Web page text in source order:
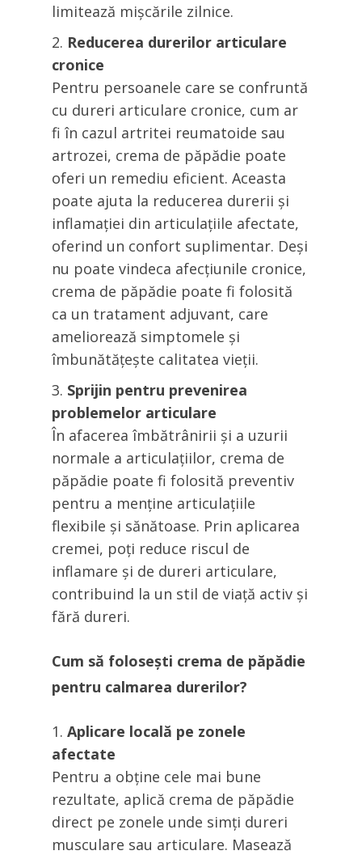
limitează mișcările zilnice.
Reducerea durerilor articulare
cronice
Pentru persoanele care se confruntă
cu dureri articulare cronice, cum ar
fi în cazul artritei reumatoide sau
artrozei, crema de păpădie poate
oferi un remediu eficient. Aceasta
poate ajuta la reducerea durerii și
inflamației din articulațiile afectate,
oferind un confort suplimentar. Deși
nu poate vindeca afecțiunile cronice,
crema de păpădie poate fi folosită
ca un tratament adjuvant, care
ameliorează simptomele și
îmbunătățește calitatea vieții.
Sprijin pentru prevenirea
problemelor articulare
În afacerea îmbătrânirii și a uzurii
normale a articulațiilor, crema de
păpădie poate fi folosită preventiv
pentru a menține articulațiile
flexibile și sănătoase. Prin aplicarea
cremei, poți reduce riscul de
inflamare și de dureri articulare,
contribuind la un stil de viață activ și
fără dureri.
Cum să folosești crema de păpădie
pentru calmarea durerilor?
Aplicare locală pe zonele
afectate
Pentru a obține cele mai bune
rezultate, aplică crema de păpădie
direct pe zonele unde simți dureri
musculare sau articulare. Masează